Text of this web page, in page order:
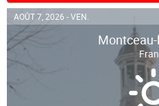
AOÛT 7, 2026 - VEN.